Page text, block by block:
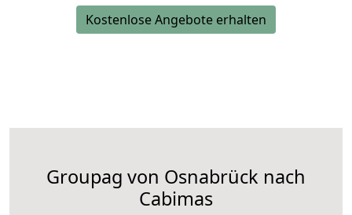
Kostenlose Angebote erhalten
Groupag von Osnabrück nach
Cabimas